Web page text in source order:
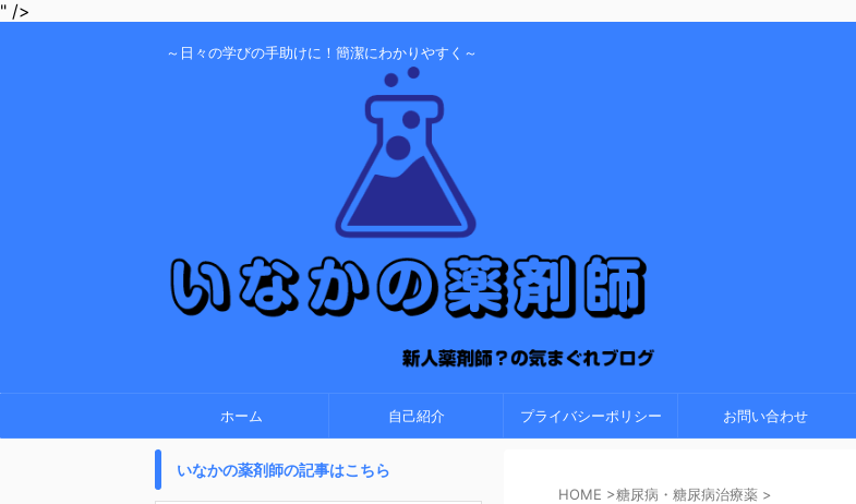
" />
～日々の学びの手助けに！簡潔にわかりやすく～
ホーム 自己紹介 プライバシーポリシー お問い合わせ
HOME >糖尿病・糖尿病治療薬 >
いなかの薬剤師の記事はこちら